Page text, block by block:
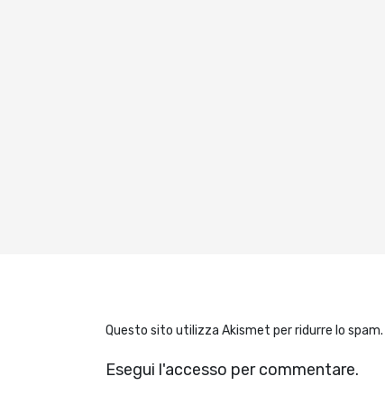
Esegui l'accesso per commentare.
Questo sito utilizza Akismet per ridurre lo spam.